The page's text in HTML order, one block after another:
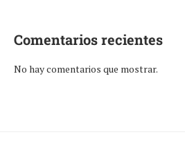
Comentarios recientes
No hay comentarios que mostrar.